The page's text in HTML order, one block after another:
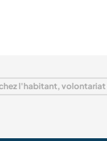
l'habitant,